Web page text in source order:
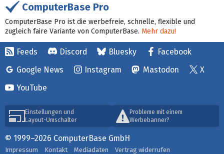
ComputerBase Pro
ComputerBase Pro ist die werbefreie, schnelle, flexible und
zugleich faire Variante von ComputerBase. Mehr dazu!
Feeds Discord Bluesky
Facebook
Google News
Instagram Mastodon
X
YouTube
Einstellungen und
Layout-Umschalter
Probleme mit einem
Werbebanner?
© 1999–2026 ComputerBase GmbH
Impressum Kontakt Mediadaten Vertrag widerrufen